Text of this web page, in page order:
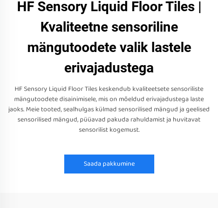
HF Sensory Liquid Floor Tiles |
Kvaliteetne sensoriline
mängutoodete valik lastele
erivajadustega
HF Sensory Liquid Floor Tiles keskendub kvaliteetsete sensoriliste
mängutoodete disainimisele, mis on mõeldud erivajadustega laste
jaoks. Meie tooted, sealhulgas külmad sensorilised mängud ja geelised
sensorilised mängud, püüavad pakuda rahuldamist ja huvitavat
sensorilist kogemust.
Saada pakkumine